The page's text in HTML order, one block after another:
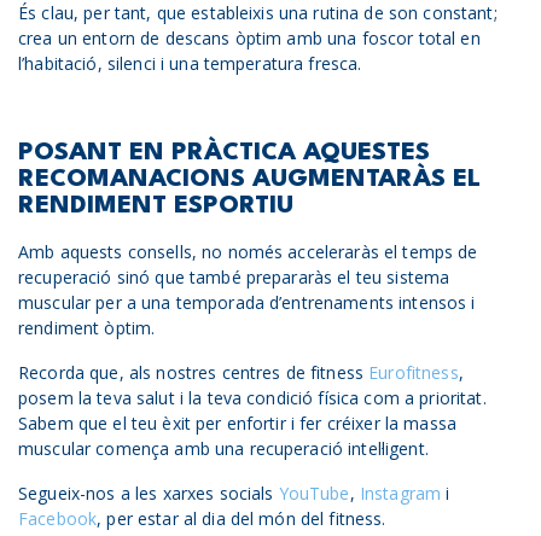
És clau, per tant, que estableixis una rutina de son constant;
crea un entorn de descans òptim amb una foscor total en
l’habitació, silenci i una temperatura fresca.
POSANT EN PRÀCTICA AQUESTES
RECOMANACIONS AUGMENTARÀS EL
RENDIMENT ESPORTIU
Amb aquests consells, no només acceleraràs el temps de
recuperació sinó que també prepararàs el teu sistema
muscular per a una temporada d’entrenaments intensos i
rendiment òptim.
Recorda que, als nostres centres de fitness Eurofitness,
posem la teva salut i la teva condició física com a prioritat.
Sabem que el teu èxit per enfortir i fer créixer la massa
muscular comença amb una recuperació intel·ligent.
Segueix-nos a les xarxes socials YouTube, Instagram i
Facebook, per estar al dia del món del fitness.